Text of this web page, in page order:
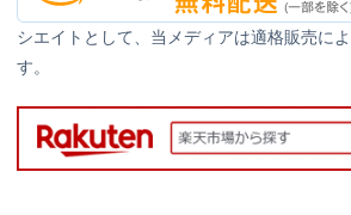
シエイトとして、当メディアは適格販売に
す。